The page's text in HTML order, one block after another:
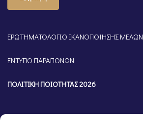
ΕΡΩΤΗΜΑΤΟΛΟΓΙΟ ΙΚΑΝΟΠΟΙΗΣΗΣ ΜΕΛΩΝ
ΕΝΤΥΠΟ ΠΑΡΑΠΟΝΩΝ
ΠΟΛΙΤΙΚΗ ΠΟΙΟΤΗΤΑΣ 2026